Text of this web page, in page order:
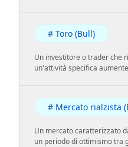
# Toro (Bull)
Un investitore o trader che
un'attività specifica
# Mercato rialzista
Un mercato caratterizzato
un periodo di ottimismo tra